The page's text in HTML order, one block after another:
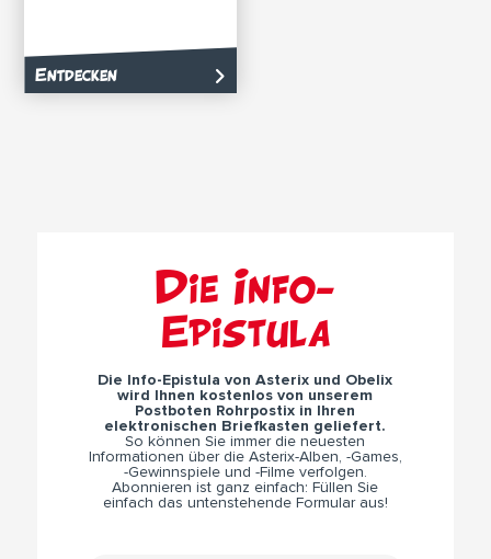
Entdecken
Die Info-
Epistula
Die Info-Epistula von Asterix und Obelix
wird Ihnen kostenlos von unserem
Postboten Rohrpostix in Ihren
elektronischen Briefkasten geliefert.
So können Sie immer die neuesten
Informationen über die Asterix-Alben, -Games,
-Gewinnspiele und -Filme verfolgen.
Abonnieren ist ganz einfach: Füllen Sie
einfach das untenstehende Formular aus!